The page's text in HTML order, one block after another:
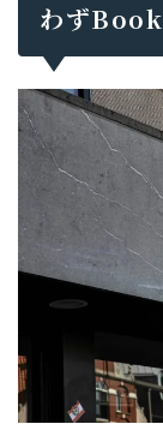
わず